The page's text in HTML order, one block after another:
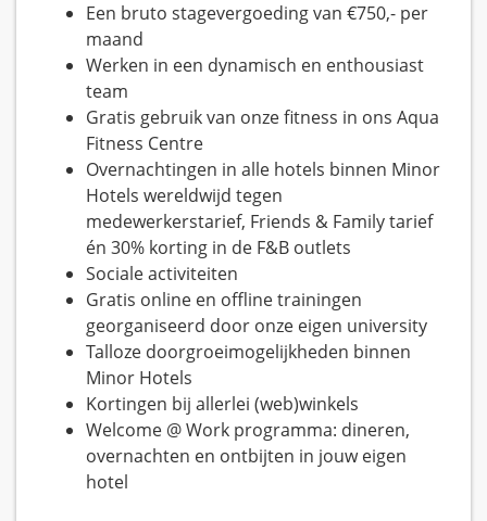
Een bruto stagevergoeding van €750,- per
maand
Werken in een dynamisch en enthousiast
team
Gratis gebruik van onze fitness in ons Aqua
Fitness Centre
Overnachtingen in alle hotels binnen Minor
Hotels wereldwijd tegen
medewerkerstarief, Friends & Family tarief
én 30% korting in de F&B outlets
Sociale activiteiten
Gratis online en offline trainingen
georganiseerd door onze eigen university
Talloze doorgroeimogelijkheden binnen
Minor Hotels
Kortingen bij allerlei (web)winkels
Welcome @ Work programma: dineren,
overnachten en ontbijten in jouw eigen
hotel